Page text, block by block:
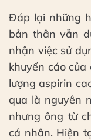
Đáp lại những
bản thân vẫn
nhận việc sử
khuyến cáo của
lượng aspirin
qua là nguyên
nhưng ông từ
cá nhân. Hiện